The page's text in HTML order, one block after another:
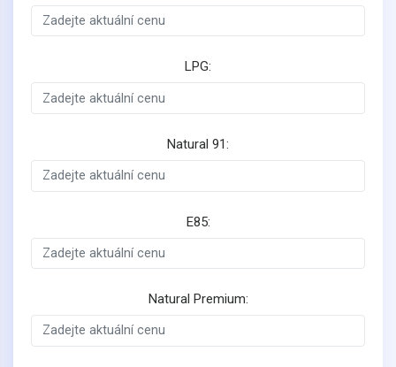
LPG:
Natural 91:
E85:
Natural Premium: